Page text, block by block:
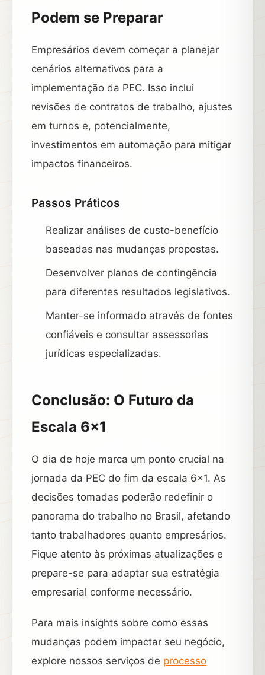
Podem se Preparar
Empresários devem começar a planejar
cenários alternativos para a
implementação da PEC. Isso inclui
revisões de contratos de trabalho, ajustes
em turnos e, potencialmente,
investimentos em automação para mitigar
impactos financeiros.
Passos Práticos
Realizar análises de custo-benefício
baseadas nas mudanças propostas.
Desenvolver planos de contingência
para diferentes resultados legislativos.
Manter-se informado através de fontes
confiáveis e consultar assessorias
jurídicas especializadas.
Conclusão: O Futuro da
Escala 6×1
O dia de hoje marca um ponto crucial na
jornada da PEC do fim da escala 6×1. As
decisões tomadas poderão redefinir o
panorama do trabalho no Brasil, afetando
tanto trabalhadores quanto empresários.
Fique atento às próximas atualizações e
prepare-se para adaptar sua estratégia
empresarial conforme necessário.
Para mais insights sobre como essas
mudanças podem impactar seu negócio,
explore nossos serviços de processo